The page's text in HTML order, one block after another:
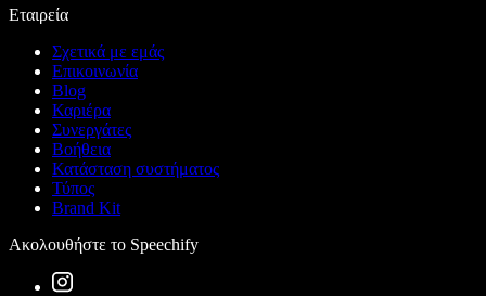
Εταιρεία
Σχετικά με εμάς
Επικοινωνία
Blog
Καριέρα
Συνεργάτες
Βοήθεια
Κατάσταση συστήματος
Τύπος
Brand Kit
Ακολουθήστε το Speechify